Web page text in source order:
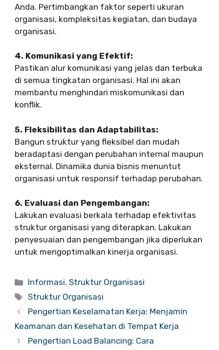
Anda. Pertimbangkan faktor seperti ukuran
organisasi, kompleksitas kegiatan, dan budaya
organisasi.
4. Komunikasi yang Efektif:
Pastikan alur komunikasi yang jelas dan terbuka
di semua tingkatan organisasi. Hal ini akan
membantu menghindari miskomunikasi dan
konflik.
5. Fleksibilitas dan Adaptabilitas:
Bangun struktur yang fleksibel dan mudah
beradaptasi dengan perubahan internal maupun
eksternal. Dinamika dunia bisnis menuntut
organisasi untuk responsif terhadap perubahan.
6. Evaluasi dan Pengembangan:
Lakukan evaluasi berkala terhadap efektivitas
struktur organisasi yang diterapkan. Lakukan
penyesuaian dan pengembangan jika diperlukan
untuk mengoptimalkan kinerja organisasi.
Categories
Informasi,Struktur Organisasi
Tags
Struktur Organisasi
Pengertian Keselamatan Kerja: Menjamin
Keamanan dan Kesehatan di Tempat Kerja
Pengertian Load Balancing: Cara